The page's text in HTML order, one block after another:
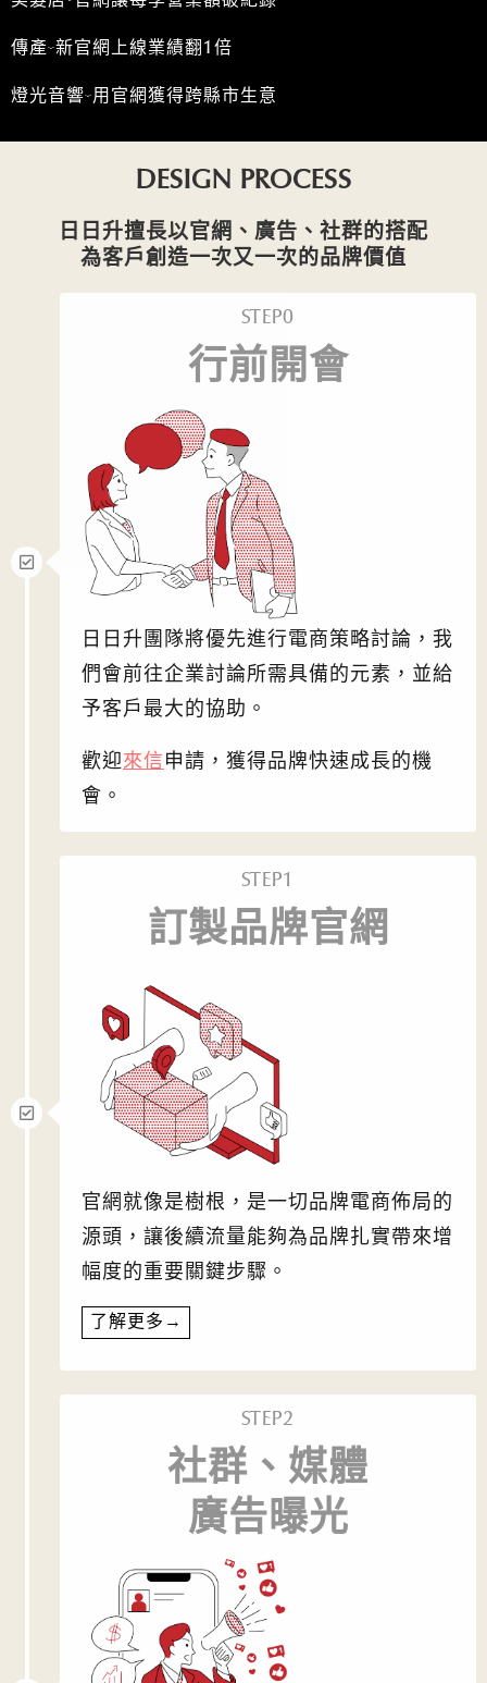
傳產-新官網上線業績翻1倍
燈光音響-用官網獲得跨縣市生意
DESIGN PROCESS
日日升擅長以官網、廣告、社群的搭配
為客戶創造一次又一次的品牌價值
STEP0
行前開會
日日升團隊將優先進行電商策略討論，我
們會前往企業討論所需具備的元素，並給
予客戶最大的協助。
歡迎來信申請，獲得品牌快速成長的機
會。
STEP1
訂製品牌官網
官網就像是樹根，是一切品牌電商佈局的
源頭，讓後續流量能夠為品牌扎實帶來增
幅度的重要關鍵步驟。
了解更多→
STEP2
社群、媒體
廣告曝光